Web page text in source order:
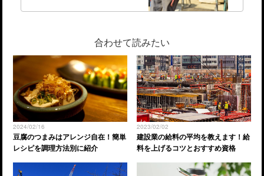
合わせて読みたい
2024/02/16
豆腐のつまみはアレンジ自在！簡単
レシピを調理方法別に紹介
2023/02/02
建設業の給料の平均を教えます！給
料を上げるコツとおすすめ資格